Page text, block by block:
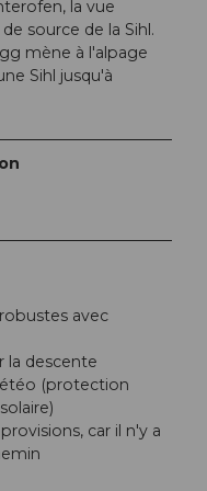
la vue
source de la Sihl.
mène à l'alpage
Sihl jusqu'à
avec
la descente
(protection
car il n'y a